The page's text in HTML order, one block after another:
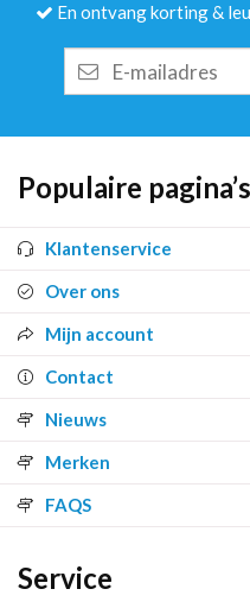
En ontvang korting &
mailadres
Populaire pagina’s
Klantenservice
Over ons
Mijn account
Contact
Nieuws
Merken
FAQS
Service